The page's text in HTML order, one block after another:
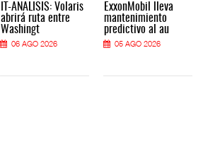
IT-ANÁLISIS: Volaris
abrirá ruta entre
Washingt
06 AGO 2026
ExxonMobil lleva
mantenimiento
predictivo al au
05 AGO 2026